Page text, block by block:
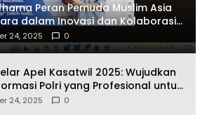
Peran Pemuda Muslim Asia
dalam Inovasi dan Kolaborasi
24, 2025 0
Apel Kasatwil 2025: Wujudkan
Polri yang Profesional untuk
24, 2025 0